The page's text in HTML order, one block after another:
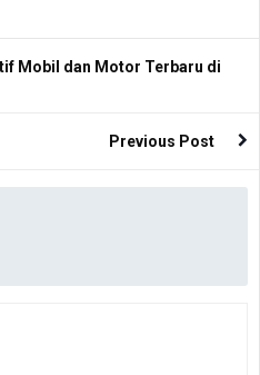
Mobil dan Motor Terbaru di
Previous Post